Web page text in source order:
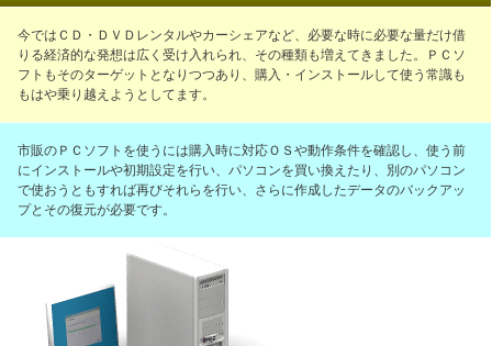
今ではＣＤ・ＤＶＤレンタルやカーシェアなど、必要な時に必要な量だけ借
りる経済的な発想は広く受け入れられ、その種類も増えてきました。ＰＣソ
フトもそのターゲットとなりつつあり、購入・インストールして使う常識も
もはや乗り越えようとしてます。
市販のＰＣソフトを使うには購入時に対応ＯＳや動作条件を確認し、使う前
にインストールや初期設定を行い、パソコンを買い換えたり、別のパソコン
で使おうともすれば再びそれらを行い、さらに作成したデータのバックアッ
プとその復元が必要です。